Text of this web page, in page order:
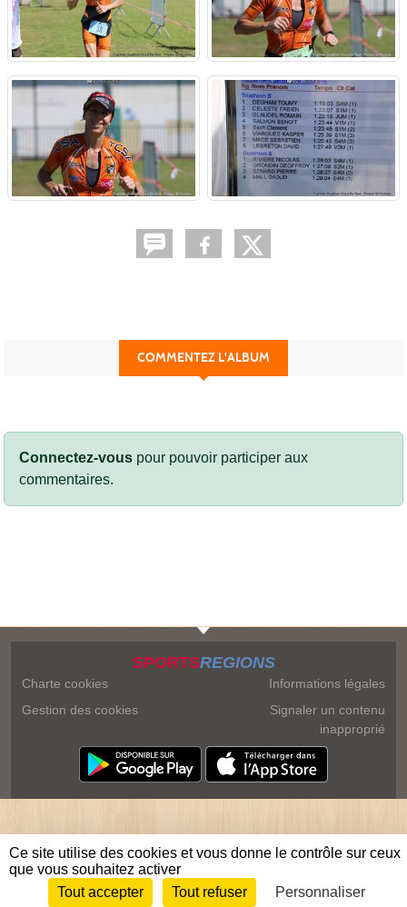
COMMENTEZ L'ALBUM
Connectez-vous pour pouvoir participer aux
commentaires.
SPORTSREGIONS
Charte cookies
Gestion des cookies
Informations légales
Signaler un contenu
inapproprié
Envie de participer ? Connexion
Ce site utilise des cookies et vous donne le contrôle sur ceux
que vous souhaitez activer
Tout accepter
Tout refuser Personnaliser